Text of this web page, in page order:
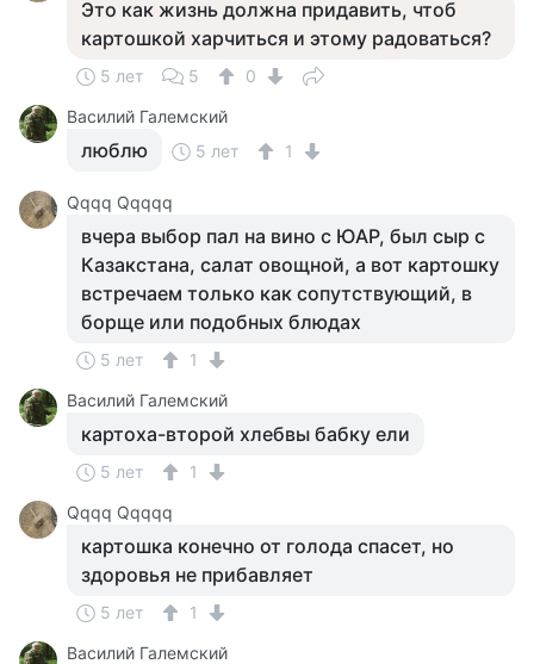
Это как жизнь должна придавить, чтоб
картошкой харчиться и этому радоваться?
5 лет 5
0
Василий Галемский
люблю 5 лет 1
Qqqq Qqqqq
вчера выбор пал на вино с ЮАР, был сыр с
Казакстана, салат овощной, а вот картошку
встречаем только как сопутствующий, в
борще или подобных блюдах
5 лет
1
Василий Галемский
картоха-второй хлебвы бабку ели
5 лет
1
Qqqq Qqqqq
картошка конечно от голода спасет, но
здоровья не прибавляет
5 лет
1
Василий Галемский